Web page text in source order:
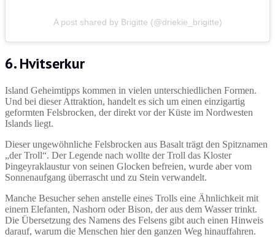
A post shared by Brigitte (@driekie_brigitte)
6. Hvitserkur
Island Geheimtipps kommen in vielen unterschiedlichen Formen.
Und bei dieser Attraktion, handelt es sich um einen einzigartig
geformten Felsbrocken, der direkt vor der Küste im Nordwesten
Islands liegt.
Dieser ungewöhnliche Felsbrocken aus Basalt trägt den Spitznamen
„der Troll“. Der Legende nach wollte der Troll das Kloster
Þingeyraklaustur von seinen Glocken befreien, wurde aber vom
Sonnenaufgang überrascht und zu Stein verwandelt.
Manche Besucher sehen anstelle eines Trolls eine Ähnlichkeit mit
einem Elefanten, Nashorn oder Bison, der aus dem Wasser trinkt.
Die Übersetzung des Namens des Felsens gibt auch einen Hinweis
darauf, warum die Menschen hier den ganzen Weg hinauffahren.